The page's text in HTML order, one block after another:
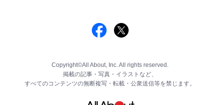
Copyright©All About, Inc. All rights reserved.
掲載の記事・写真・イラストなど、
すべてのコンテンツの無断複写・転載・公衆送信等を禁じます。